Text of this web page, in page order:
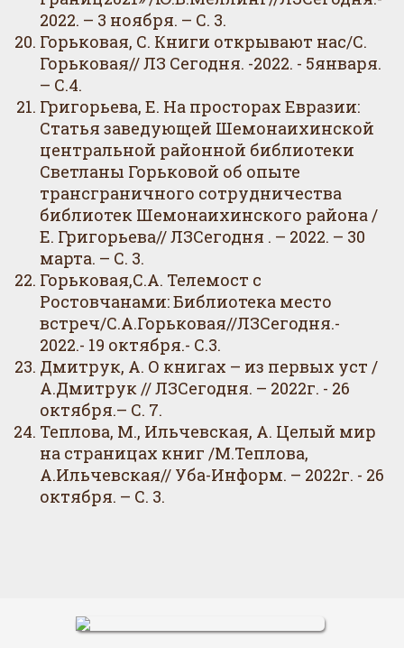
2022. – 3 ноября. – С. 3.
Горьковая, С. Книги открывают нас/С.
Горьковая// ЛЗ Сегодня. -2022. - 5января.
– С.4.
Григорьева, Е. На просторах Евразии:
Статья заведующей Шемонаихинской
центральной районной библиотеки
Светланы Горьковой об опыте
трансграничного сотрудничества
библиотек Шемонаихинского района /
Е. Григорьева// ЛЗСегодня . – 2022. – 30
марта. – С. 3.
Горьковая,С.А. Телемост с
Ростовчанами: Библиотека место
встреч/С.А.Горьковая//ЛЗСегодня.-
2022.- 19 октября.- С.3.
Дмитрук, А. О книгах – из первых уст /
А.Дмитрук // ЛЗСегодня. – 2022г. - 26
октября.– С. 7.
Теплова, М., Ильчевская, А. Целый мир
на страницах книг /М.Теплова,
А.Ильчевская// Уба-Информ. – 2022г. - 26
октября. – С. 3.